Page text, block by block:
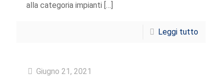
alla categoria impianti […]
Leggi tutto
Giugno 21, 2021